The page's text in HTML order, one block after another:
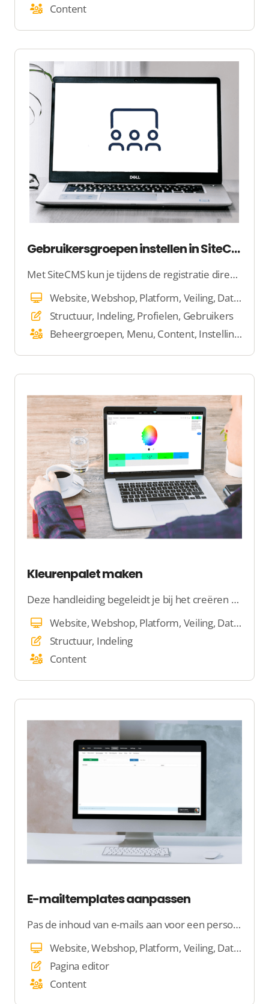
Content
Gebruikersgroepen instellen in SiteCMS
Met SiteCMS kun je tijdens de registratie direct specifieke informatie van gebruikers verzamelen, zodat ze meteen aan de slag kunnen. Door gebruikers in te delen in groepen, kun je eenvoudig bepalen wie toegang krijgt tot bepaalde content en functies.
Website, Webshop, Platform, Veiling, Dating, E-mail, Beheer
Structuur, Indeling, Profielen, Gebruikers
Beheergroepen, Menu, Content, Instellingen
Kleurenpalet maken
Deze handleiding begeleidt je bij het creëren van een aantrekkelijk kleurenpalet met behulp van Adobe Color, zodat je een visueel samenhangende website kunt ontwerpen.
Website, Webshop, Platform, Veiling, Dating
Structuur, Indeling
Content
E-mailtemplates aanpassen
Pas de inhoud van e-mails aan voor een persoonlijkere sevice!
Website, Webshop, Platform, Veiling, Dating, E-mail, Beheer
Pagina editor
Content